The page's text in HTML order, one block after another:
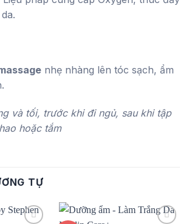
nhẹ nhàng lên tóc sạch, ẩm
và tối, trước khi đi ngủ, sau khi tập
hoặc tắm
TỰ